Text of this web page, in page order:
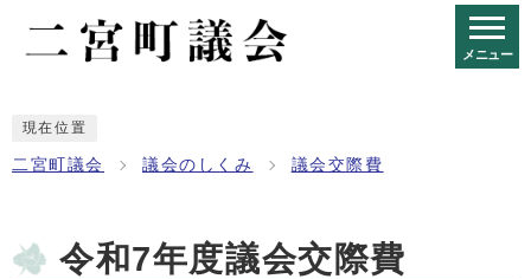
メニュー
現在位置
二宮町議会 議会のしくみ 議会交際費
令和7年度議会交際費